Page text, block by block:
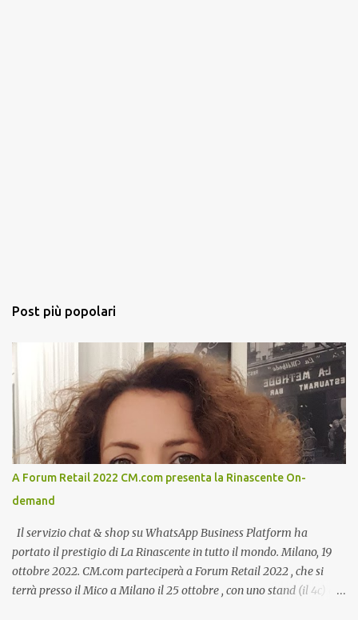
Post più popolari
A Forum Retail 2022 CM.com presenta la Rinascente On-
demand
Il servizio chat & shop su WhatsApp Business Platform ha
portato il prestigio di La Rinascente in tutto il mondo. Milano, 19
ottobre 2022. CM.com parteciperà a Forum Retail 2022 , che si
terrà presso il Mico a Milano il 25 ottobre , con uno stand (il 4c) e